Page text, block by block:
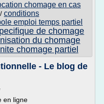
chomage en cas
/ conditions
emploi temps partiel
de chomage
du chomage
chomage partiel
- Le blog de
en ligne